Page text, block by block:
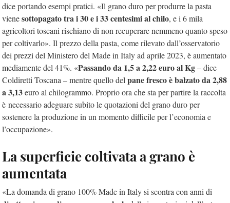
dice portando esempi pratici. «Il grano duro per produrre la pasta
vienesottopagato tra i 30 e i 33 centesimi al chilo, e i 6 mila
agricoltori toscani rischiano di non recuperare nemmeno quanto speso
per coltivarlo». Il prezzo della pasta, come rilevato dall’osservatorio
dei prezzi del Ministero del Made in Italy ad aprile 2023, è aumentato
mediamente del 41%. «Passando da 1,5 a 2,22 euro al Kg– dice
Coldiretti Toscana – mentre quello delpane fresco è balzato da 2,88
a 3,13euro al chilogrammo. Proprio ora che sta per partire la raccolta
è necessario adeguare subito le quotazioni del grano duro per
sostenere la produzione in un momento difficile per l’economia e
l’occupazione».
La superficie coltivata a grano è
aumentata
«La domanda di grano 100% Made in Italy si scontra con anni di